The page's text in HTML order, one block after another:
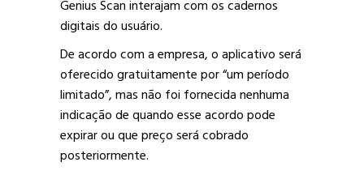
Genius Scan interajam com os cadernos
digitais do usuário.
De acordo com a empresa, o aplicativo será
oferecido gratuitamente por “um período
limitado”, mas não foi fornecida nenhuma
indicação de quando esse acordo pode
expirar ou que preço será cobrado
posteriormente.